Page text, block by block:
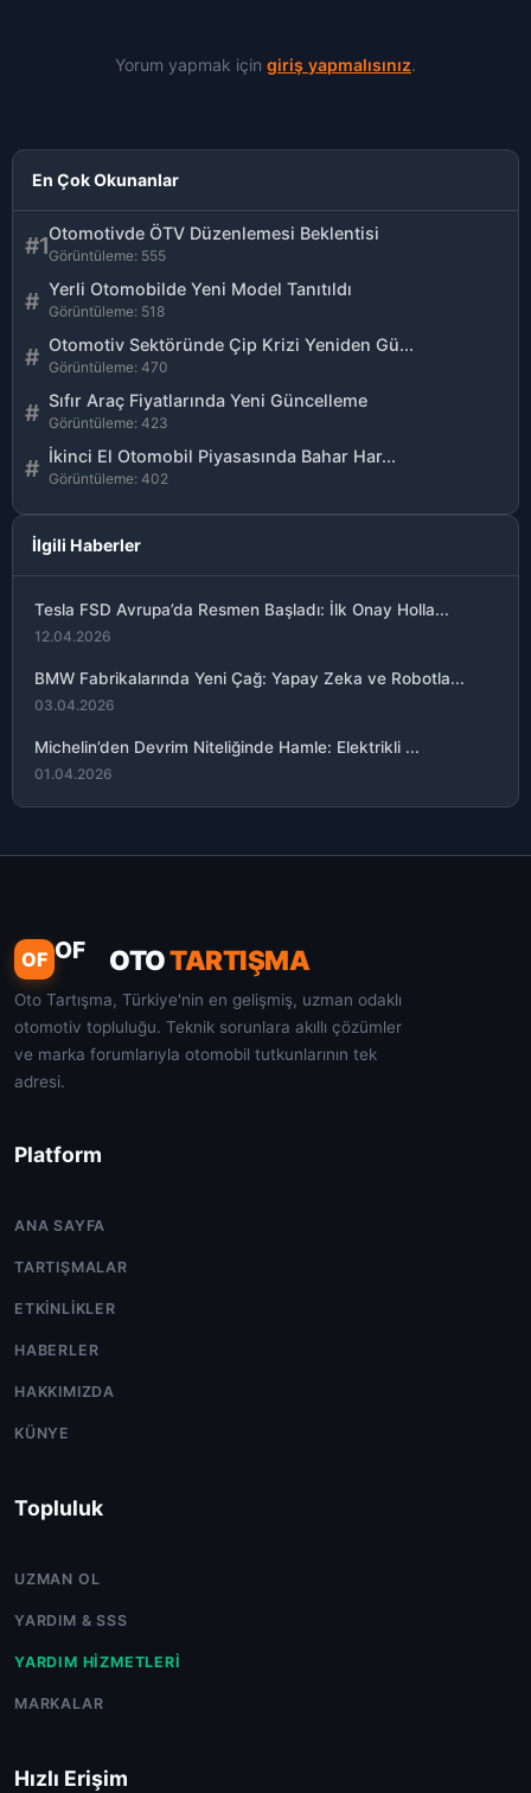
Yorum yapmak için giriş yapmalısınız.
En Çok Okunanlar
#1Otomotivde ÖTV Düzenlemesi Beklentisi
Görüntüleme: 555
# Yerli Otomobilde Yeni Model Tanıtıldı
Görüntüleme: 518
# Otomotiv Sektöründe Çip Krizi Yeniden Gü...
Görüntüleme: 470
# Sıfır Araç Fiyatlarında Yeni Güncelleme
Görüntüleme: 423
# İkinci El Otomobil Piyasasında Bahar Har...
Görüntüleme: 402
İlgili Haberler
Tesla FSD Avrupa’da Resmen Başladı: İlk Onay Holla...
12.04.2026
BMW Fabrikalarında Yeni Çağ: Yapay Zeka ve Robotla...
03.04.2026
Michelin’den Devrim Niteliğinde Hamle: Elektrikli ...
01.04.2026
OF OF OTOTARTIŞMA
Oto Tartışma, Türkiye'nin en gelişmiş, uzman odaklı
otomotiv topluluğu. Teknik sorunlara akıllı çözümler
ve marka forumlarıyla otomobil tutkunlarının tek
adresi.
Platform
ANA SAYFA
TARTIŞMALAR
ETKINLIKLER
HABERLER
HAKKIMIZDA
KÜNYE
Topluluk
UZMAN OL
YARDIM & SSS
YARDIM HIZMETLERI
MARKALAR
Hızlı Erişim